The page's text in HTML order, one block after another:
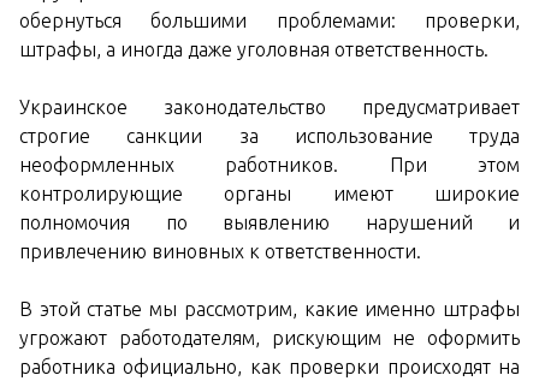
обернуться большими проблемами: проверки,
штрафы, а иногда даже уголовная ответственность.
Украинское законодательство предусматривает
строгие санкции за использование труда
неоформленных работников. При этом
контролирующие органы имеют широкие
полномочия по выявлению нарушений и
привлечению виновных к ответственности.
В этой статье мы рассмотрим, какие именно штрафы
угрожают работодателям, рискующим не оформить
работника официально, как проверки происходят на